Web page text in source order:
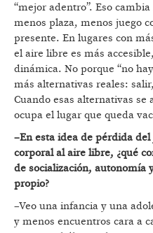
“mejor adentro”. Eso
menos plaza, menos juego
presente. En lugares con
el aire libre es más
dinámica. No porque “no
más alternativas reales:
Cuando esas alternativas
ocupa el lugar que queda
–En esta idea de pérdida
corporal al aire libre, ¿qué
de socialización, autonomía
propio?
–Veo una infancia y una
y menos encuentros cara a